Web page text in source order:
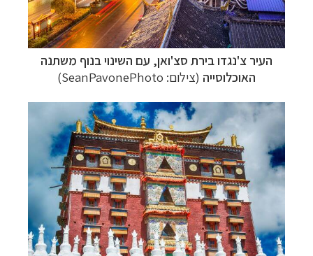
העיר צ'נגדו בירת סצ'ואן, עם השינוי בנוף משתנה
האוכלוסייה (צילום: SeanPavonePhoto)